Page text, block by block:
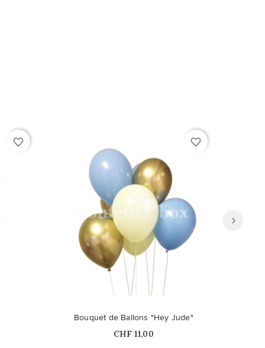
favorite_border favorite_border
Bouquet de Ballons "Hey Jude"
Prix
CHF 11,00